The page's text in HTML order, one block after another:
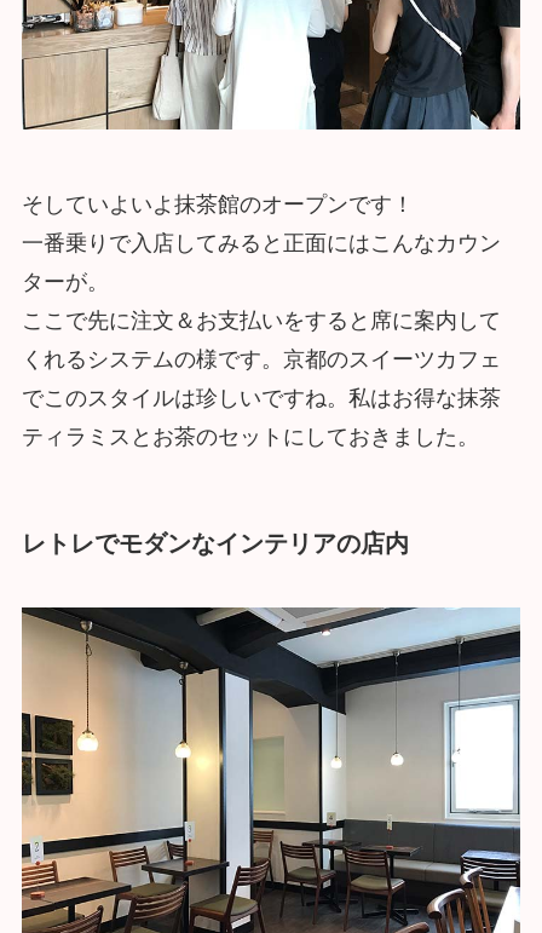
そしていよいよ抹茶館のオープンです！
一番乗りで入店してみると正面にはこんなカウン
ターが。
ここで先に注文＆お支払いをすると席に案内して
くれるシステムの様です。京都のスイーツカフェ
でこのスタイルは珍しいですね。私はお得な抹茶
ティラミスとお茶のセットにしておきました。
レトレでモダンなインテリアの店内